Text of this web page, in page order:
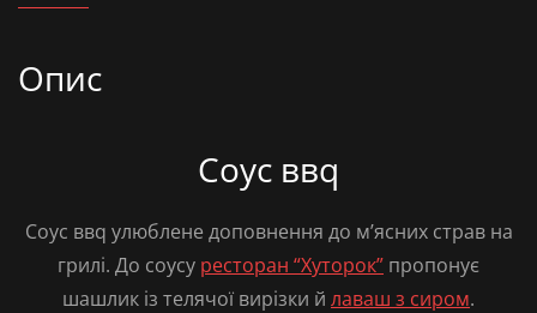
Опис
Соус ввq
Соус ввq улюблене доповнення до м’ясних страв на
грилі. До соусу ресторан “Хуторок” пропонує
шашлик із телячої вирізки й лаваш з сиром.